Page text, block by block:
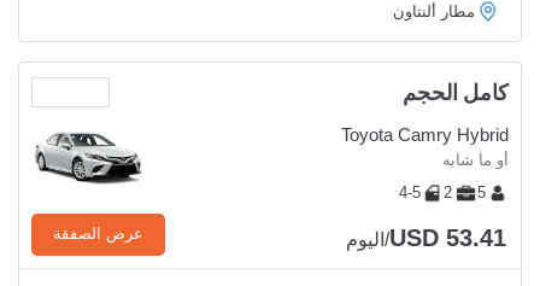
مطار ألنتاون
كامل الحجم
Toyota Camry Hybrid
أو ما شابه
5
2
4-5
USD 53.41/اليوم عرض الصفقة